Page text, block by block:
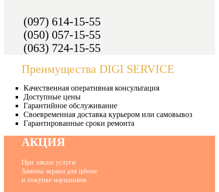
(097) 614-15-55
(050) 057-15-55
(063) 724-15-55
Преимущества DIGI SERVICE
Качественная оперативная консультация
Доступные цены
Гарантийное обслуживание
Своевременная доставка курьером или самовывоз
Гарантированные сроки ремонта
АКЦИЯ
При заказе услуги
Замены экрана для iphone
и покупке наушников